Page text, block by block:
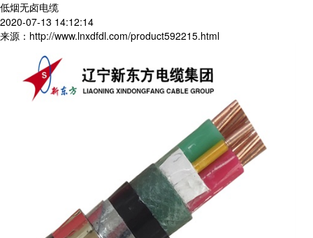
低烟无卤电缆
2020-07-13 14:12:14
来源：http://www.lnxdfdl.com/product592215.html